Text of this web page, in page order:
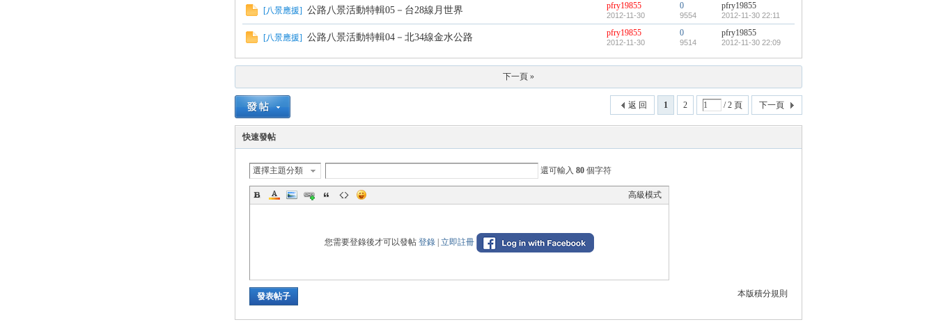
[八景應援] 公路八景活動特輯05－台28線月世界 pfry19855
2012-11-30
0
9554
pfry19855
2012-11-30 22:11
[八景應援] 公路八景活動特輯04－北34線金水公路 pfry19855
2012-11-30
0
9514
pfry19855
2012-11-30 22:09
下一頁 »
1 2 / 2 頁 下一頁
返 回
快速發帖
選擇主題分類 還可輸入 80 個字符
高級模式
您需要登錄後才可以發帖 登錄 立即註冊
本版積分規則
發表帖子